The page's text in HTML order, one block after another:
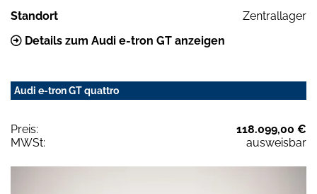
Standort
Zentrallager
Details zum Audi e-tron GT anzeigen
Audi e-tron GT quattro
Preis:
118.099,00 €
MWSt:
ausweisbar